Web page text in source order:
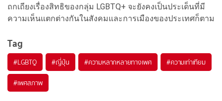
ถกเถียงเรื่องสิทธิของกลุ่ม LGBTQ+ จะยังคงเป็นประเด็นที่มี
ความเห็นแตกต่างกันในสังคมและการเมืองของประเทศก็ตาม
Tag
#LGBTQ #ญี่ปุ่น #ความหลากหลายทางเพศ #ความเท่าเทียม
#เพศสภาพ